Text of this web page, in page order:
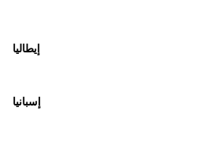
إيطاليا
إسبانيا